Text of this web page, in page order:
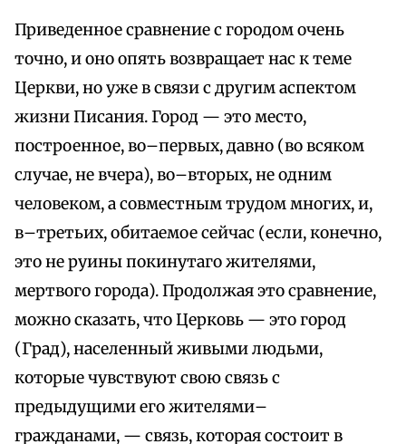
Приведенное сравнение с городом очень
точно, и оно опять возвращает нас к теме
Церкви, но уже в связи с другим аспектом
жизни Писания. Город — это место,
построенное, во–первых, давно (во всяком
случае, не вчера), во–вторых, не одним
человеком, а совместным трудом многих, и,
в–третьих, обитаемое сейчас (если, конечно,
это не руины покинутаго жителями,
мертвого города). Продолжая это сравнение,
можно сказать, что Церковь — это город
(Град), населенный живыми людьми,
которые чувствуют свою связь с
предыдущими его жителями–
гражданами, — связь, которая состоит в